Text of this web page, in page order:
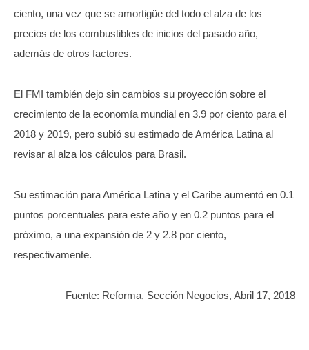
ciento, una vez que se amortigüe del todo el alza de los
precios de los combustibles de inicios del pasado año,
además de otros factores.
El FMI también dejo sin cambios su proyección sobre el
crecimiento de la economía mundial en 3.9 por ciento para el
2018 y 2019, pero subió su estimado de América Latina al
revisar al alza los cálculos para Brasil.
Su estimación para América Latina y el Caribe aumentó en 0.1
puntos porcentuales para este año y en 0.2 puntos para el
próximo, a una expansión de 2 y 2.8 por ciento,
respectivamente.
Fuente: Reforma, Sección Negocios, Abril 17, 2018